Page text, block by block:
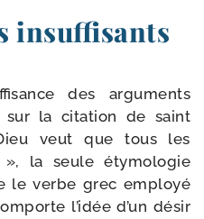
insuffisants
des argu­ments
sur la cita­tion de saint
veut que tous les
», la seule éty­mo­lo­gie
le verbe grec employé
l’idée d’un désir